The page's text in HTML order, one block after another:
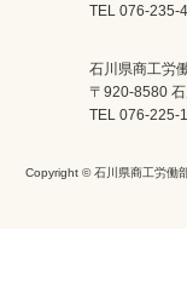
TEL 076-235-
石川県商工労
〒920-8580
TEL 076-225-
Copyright © 石川県商工労働